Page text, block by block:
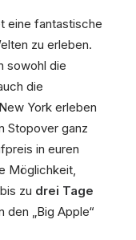
eine fantastische
zu erleben.
sowohl die
die
York erleben
Stopover ganz
in euren
Möglichkeit,
zu drei Tage
„Big Apple“